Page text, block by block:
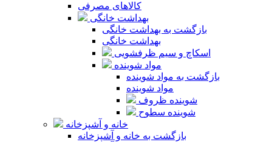
کالاهای مصرفی
بهداشت خانگی
بازگشت به بهداشت خانگی
بهداشت خانگی
اسکاچ و سیم ظرفشویی
مواد شوینده
بازگشت به مواد شوینده
مواد شوینده
شوینده ظروف
شوینده سطوح
خانه و آشپزخانه
بازگشت به خانه و آشپزخانه